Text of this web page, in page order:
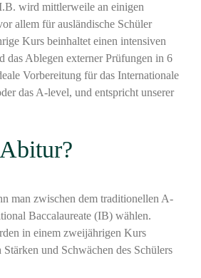
wird mittlerweile an einigen
allem für ausländische Schüler
Kurs beinhaltet einen intensiven
das Ablegen externer Prüfungen in 6
Vorbereitung für das Internationale
das A-level, und entspricht unserer
man zwischen dem traditionellen A-
Baccalaureate (IB) wählen.
in einem zweijährigen Kurs
und Schwächen des Schülers